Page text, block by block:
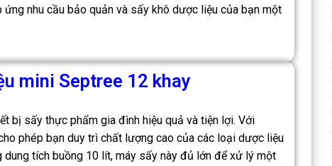
nhu cầu bảo quản và sấy khô dược liệu của bạn một
mini Septree 12 khay
bị sấy thực phẩm gia đình hiệu quả và tiện lợi. Với
phép bạn duy trì chất lượng cao của các loại dược liệu
tích buồng 10 lít, máy sấy này đủ lớn để xử lý một